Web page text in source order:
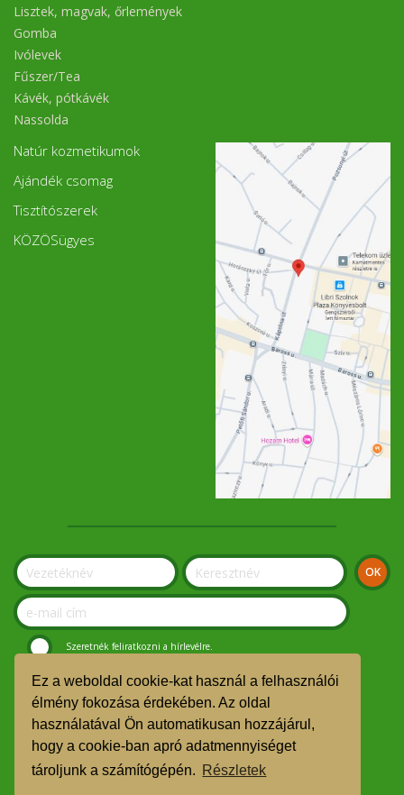
Ez a weboldal cookie-kat használ a felhasználói
élmény fokozása érdekében. Az oldal
használatával Ön automatikusan hozzájárul,
hogy a cookie-ban apró adatmennyiséget
tároljunk a számítógépén. Részletek
Lisztek, magvak, őrlemények
Gomba
Ivólevek
Fűszer/Tea
Kávék, pótkávék
Nassolda
Natúr kozmetikumok
Ajándék csomag
Tisztítószerek
KÖZÖSügyes
Szeretnék feliratkozni a hírlevélre.
© Szolnoki Kosár Közösség 2019.
GDPR
TMR